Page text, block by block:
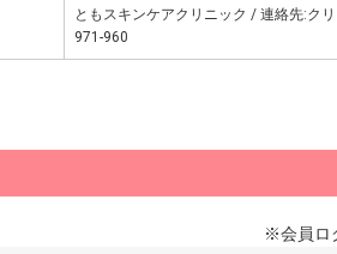
ともスキンケアクリニック / 連絡先:ク
971-960
※会員ロ